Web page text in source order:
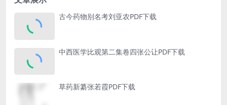
古今药物别名考刘亚农PDF下载
中西医学比观第二集卷四张公让PDF下载
草药新纂张若霞PDF下载